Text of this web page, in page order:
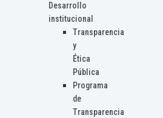
Desarrollo
institucional
Transparencia
y
Ética
Pública
Programa
de
Transparencia